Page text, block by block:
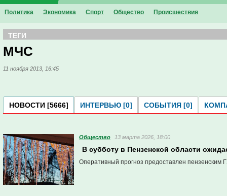
Политика Экономика Спорт Общество Проиcшествия
ТЕГИ
МЧС
11 ноября 2013, 16:45
НОВОСТИ [5666] ИНТЕРВЬЮ [0] СОБЫТИЯ [0]
Общество 13 марта 2026, 18:00
В субботу в Пензенской области
Оперативный прогноз предоставлен пензенским